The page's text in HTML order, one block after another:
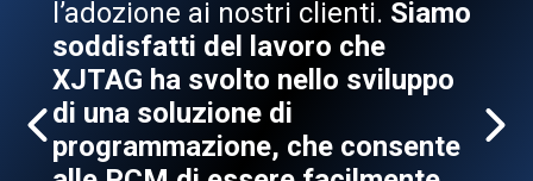
ai nostri clienti.Siamo
del lavoro che
svolto nello sviluppo
di
che consente
Read the full case
View all 100+ case